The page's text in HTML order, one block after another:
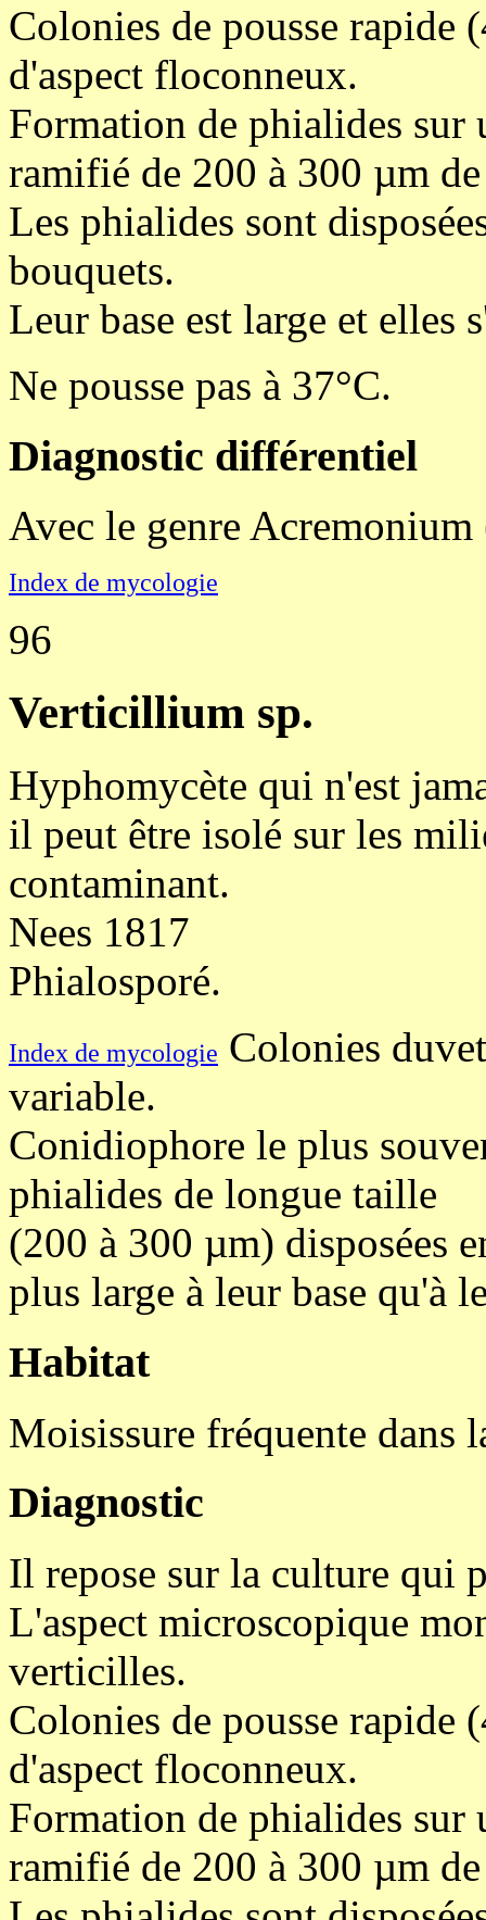
Colonies de pousse rapide
d'aspect floconneux.
Formation de phialides
ramifié de 200 à 300 µm
Les phialides sont
bouquets.
Leur base est large et elles
Ne pousse pas à 37°C.
Diagnostic différentiel
Avec le genre
Index de mycologie
96
Verticillium sp.
Hyphomycète qui n'est
il peut être isolé sur les
contaminant.
Nees 1817
Phialosporé.
Index de mycologie Colonies
variable.
Conidiophore le plus
phialides de longue taille
(200 à 300 µm) disposées
plus large à leur base qu'à
Habitat
Moisissure fréquente dans
Diagnostic
Il repose sur la culture qui
L'aspect microscopique
verticilles.
Colonies de pousse rapide
d'aspect floconneux.
Formation de phialides
ramifié de 200 à 300 µm